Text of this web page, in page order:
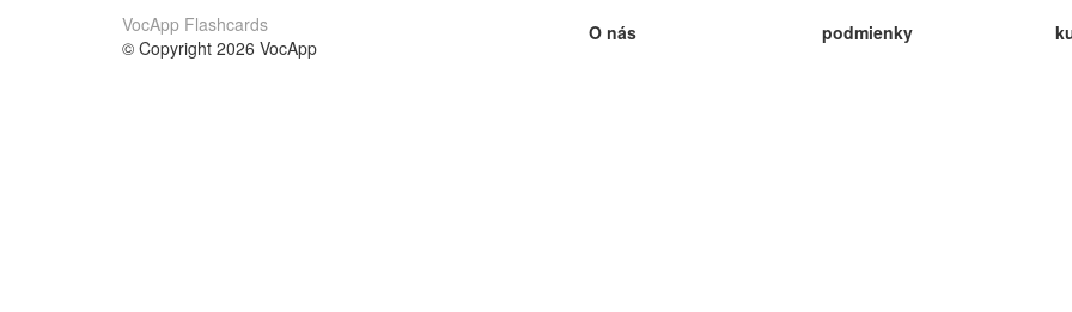
VocApp Flashcards
© Copyright 2026 VocApp
O nás
podmienky